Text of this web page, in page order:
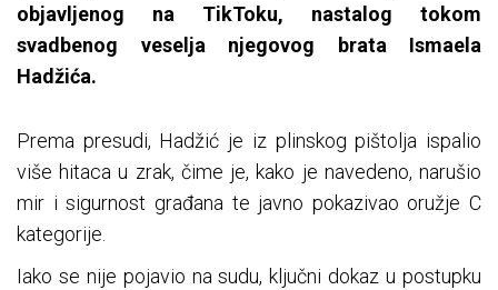
objavljenog na TikToku, nastalog tokom
svadbenog veselja njegovog brata Ismaela
Hadžića.
Prema presudi, Hadžić je iz plinskog pištolja ispalio
više hitaca u zrak, čime je, kako je navedeno, narušio
mir i sigurnost građana te javno pokazivao oružje C
kategorije.
Iako se nije pojavio na sudu, ključni dokaz u postupku